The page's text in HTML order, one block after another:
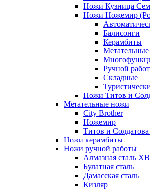
Ножи Кузница
Ножи Ножемир
Балисонги
Керамбиты
Метательные
Ручной
Складные
Ножи Титов и
Метательные ножи
City Brother
Ножемир
Титов и Солдатова
Ножи керамбиты
Ножи ручной работы
Алмазная сталь
Булатная сталь
Дамасская сталь
Кизляр